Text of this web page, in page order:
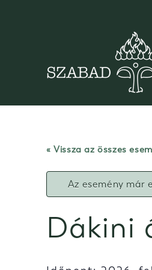
« Vissza az összes
Az esemény már
Dákini